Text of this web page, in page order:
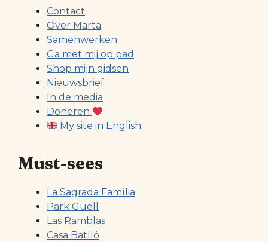
Contact
Over Marta
Samenwerken
Ga met mij op pad
Shop mijn gidsen
Nieuwsbrief
In de media
Doneren
My site in English
Must-sees
La Sagrada Família
Park Güell
Las Ramblas
Casa Batlló